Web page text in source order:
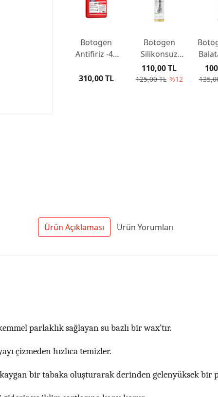
Botogen
Antifiriz -40
(sezonluk)
310,00 TL
Botogen
Silikonsuz
Kalıp Ayırıcı
Sprey 500ml
125,00 TL %12
110,00 TL
Ürün Açıklaması Ürün Yorumları
parlaklık sağlayan su bazlı bir wax’tır.
çizmeden hızlıca temizler.
bir tabaka oluşturarak derinden gelenyüksek bir